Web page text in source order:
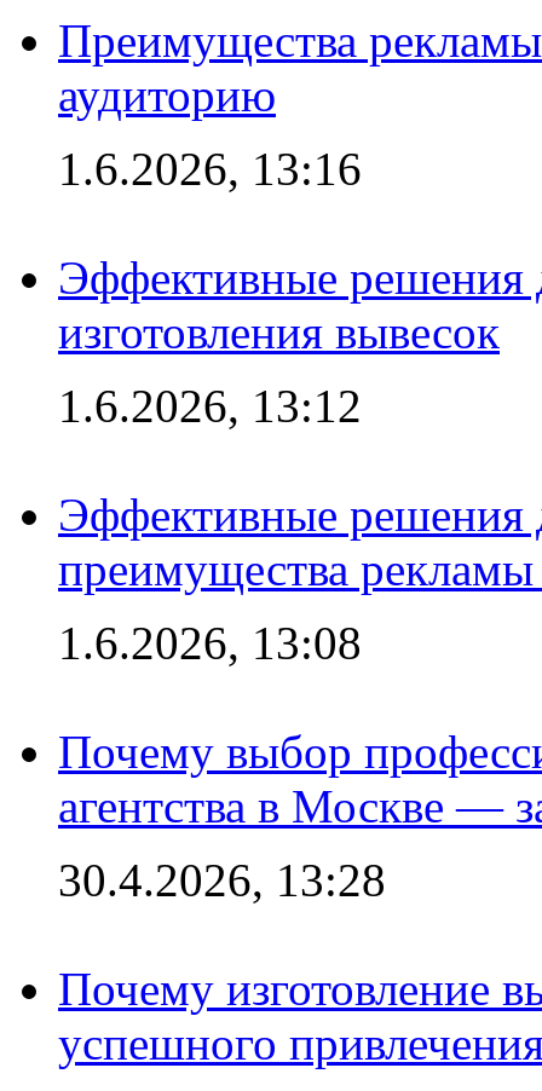
Преимущества
аудиторию
1.6.2026, 13:16
Эффективные решения
изготовления вывесок
1.6.2026, 13:12
Эффективные решения
преимущества рекламы
1.6.2026, 13:08
Почему выбор
агентства в Москве —
30.4.2026, 13:28
Почему изготовление
успешного